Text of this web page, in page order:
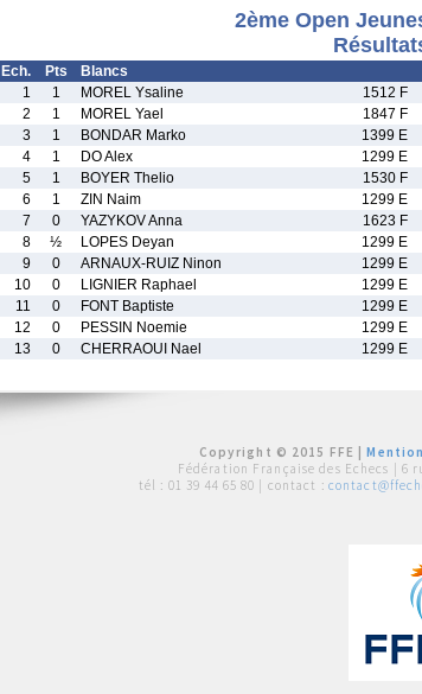
2ème Open
Ech. Pts Blancs
1
1 MOREL Ysaline 1512 F
2
1 MOREL Yael 1847 F
3
1 BONDAR Marko 1399 E
4
1 DO Alex 1299 E
5
1 BOYER Thelio 1530 F
6
1 ZIN Naim 1299 E
7
0 YAZYKOV Anna 1623 F
8
½ LOPES Deyan 1299 E
9
0 ARNAUX-RUIZ Ninon 1299 E
10
0 LIGNIER Raphael 1299 E
11
0 FONT Baptiste 1299 E
12
0 PESSIN Noemie 1299 E
13
0 CHERRAOUI Nael 1299 E
Copyright © 2015 FFE |
Fédération Française des Echecs | 6
tél : 01 39 44 65 80 | contact :